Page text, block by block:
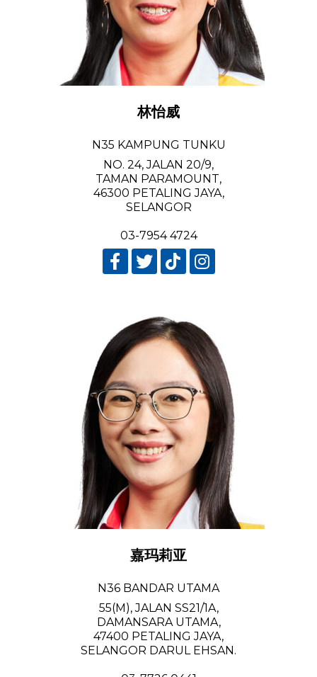
林怡威
N35 KAMPUNG TUNKU
NO. 24, JALAN 20/9,
TAMAN PARAMOUNT,
46300 PETALING JAYA,
SELANGOR
03-7954 4724
嘉玛莉亚
N36 BANDAR UTAMA
55(M), JALAN SS21/1A,
DAMANSARA UTAMA,
47400 PETALING JAYA,
SELANGOR DARUL EHSAN.